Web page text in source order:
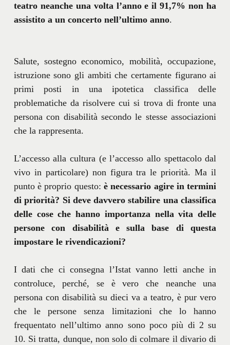
teatro neanche una volta l’anno e il 91,7% non ha
assistito a un concerto nell’ultimo anno.
Salute, sostegno economico, mobilità, occupazione,
istruzione sono gli ambiti che certamente figurano ai
primi posti in una ipotetica classifica delle
problematiche da risolvere cui si trova di fronte una
persona con disabilità secondo le stesse associazioni
che la rappresenta.
L’accesso alla cultura (e l’accesso allo spettacolo dal
vivo in particolare) non figura tra le priorità. Ma il
punto è proprio questo: è necessario agire in termini
di priorità? Si deve davvero stabilire una classifica
delle cose che hanno importanza nella vita delle
persone con disabilità e sulla base di questa
impostare le rivendicazioni?
I dati che ci consegna l’Istat vanno letti anche in
controluce, perché, se è vero che neanche una
persona con disabilità su dieci va a teatro, è pur vero
che le persone senza limitazioni che lo hanno
frequentato nell’ultimo anno sono poco più di 2 su
10. Si tratta, dunque, non solo di colmare il divario di